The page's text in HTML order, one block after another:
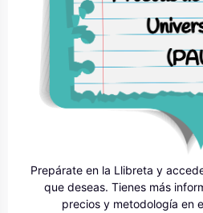
Prepárate en la Llibreta y
que deseas. Tienes más
precios y metodología en